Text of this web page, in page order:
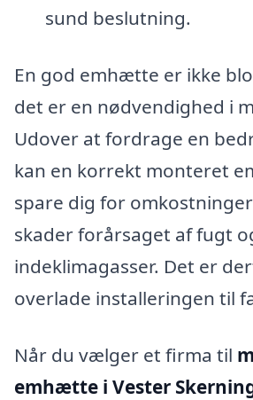
sund beslutning.
En god emhætte er ikke
det er en nødvendighed i
Udover at fordrage en
kan en korrekt monteret
spare dig for
skader forårsaget af fugt
indeklimagasser. Det er
overlade installeringen til
Når du vælger et firma til
emhætte i Vester